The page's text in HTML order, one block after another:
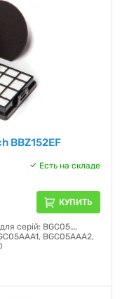
BBZ152EF
Есть на складе
КУПИТЬ
серій: BGC05…,
BGC05AAA2,